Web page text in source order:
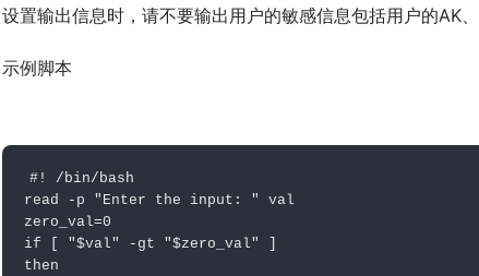
设置输出信息时，请不要输出用户的敏感信息包括用户的AK、
示例脚本
# ! /bin/bash
read -p "Enter the input: " val
zero_val=0
if [ "$val" -gt "$zero_val" ]
then